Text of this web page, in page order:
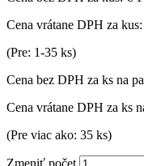
Cena vrátane DPH za kus:
(Pre: 1-35 ks)
Cena bez DPH za ks na
Cena vrátane DPH za ks
(Pre viac ako: 35 ks)
Zmeniť počet